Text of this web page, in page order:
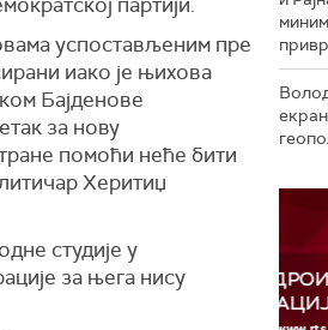
успостављеним пре
иако је њихова
Бајденове
за нову
помоћи неће бити
Херитиџ
студије у
за њега нису